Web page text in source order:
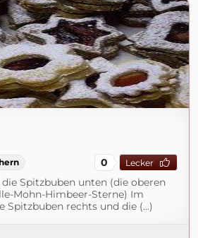
0 Lecker
Spitzbuben unten (die oberen
Mohn-Himbeer-Sterne) Im
Spitzbuben rechts und die (...)